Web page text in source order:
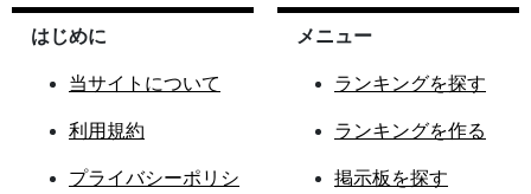
はじめに
当サイトについて
利用規約
プライバシーポリシ
メニュー
ランキングを探す
ランキングを作る
掲示板を探す